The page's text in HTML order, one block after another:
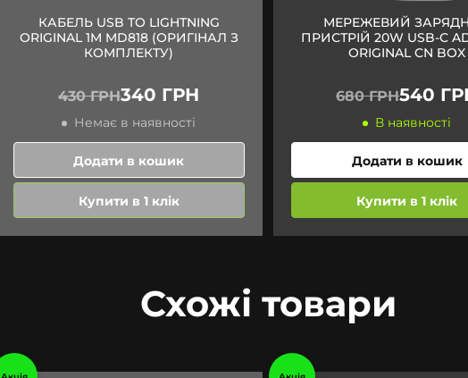
КАБЕЛЬ USB TO LIGHTNING
ORIGINAL 1M MD818 (ОРИГІНАЛ З
КОМПЛЕКТУ)
430 ГРН340 ГРН
Немає в наявності
Додати в кошик
Купити в 1 клік
МЕРЕЖЕВИЙ
ПРИСТРІЙ 20W USB-C
ORIGINAL CN BOX
680 ГРН540
В наявності
Додати в кошик
Купити в 1 клік
Схожі товари